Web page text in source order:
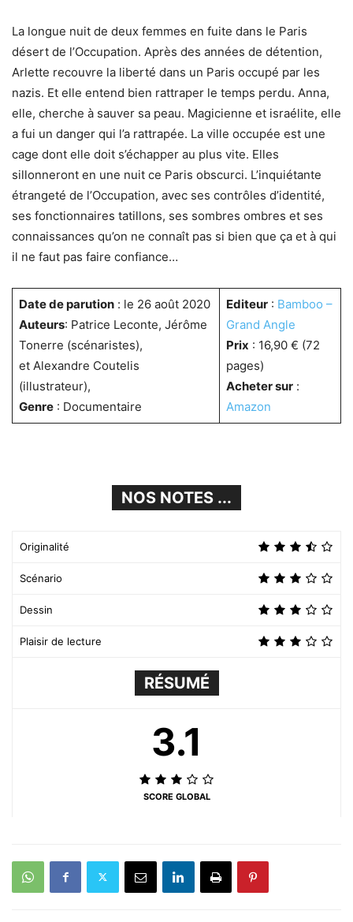
La longue nuit de deux femmes en fuite dans le Paris
désert de l’Occupation. Après des années de détention,
Arlette recouvre la liberté dans un Paris occupé par les
nazis. Et elle entend bien rattraper le temps perdu. Anna,
elle, cherche à sauver sa peau. Magicienne et israélite, elle
a fui un danger qui l’a rattrapée. La ville occupée est une
cage dont elle doit s’échapper au plus vite. Elles
sillonneront en une nuit ce Paris obscurci. L’inquiétante
étrangeté de l’Occupation, avec ses contrôles d’identité,
ses fonctionnaires tatillons, ses sombres ombres et ses
connaissances qu’on ne connaît pas si bien que ça et à qui
il ne faut pas faire confiance…
Date de parution: le 26 août 2020
Auteurs: Patrice Leconte, Jérôme
Tonerre (scénaristes),
et Alexandre Coutelis
(illustrateur),
Genre: Documentaire
Editeur: Bamboo –
Grand Angle
Prix : 16,90 € (72
pages)
Acheter sur:
Amazon
NOS NOTES ...
Originalité
Scénario
Dessin
Plaisir de lecture
RÉSUMÉ
3.1
SCORE GLOBAL